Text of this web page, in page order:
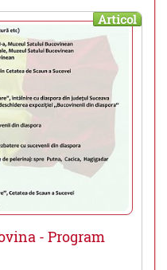
Articol
- Program